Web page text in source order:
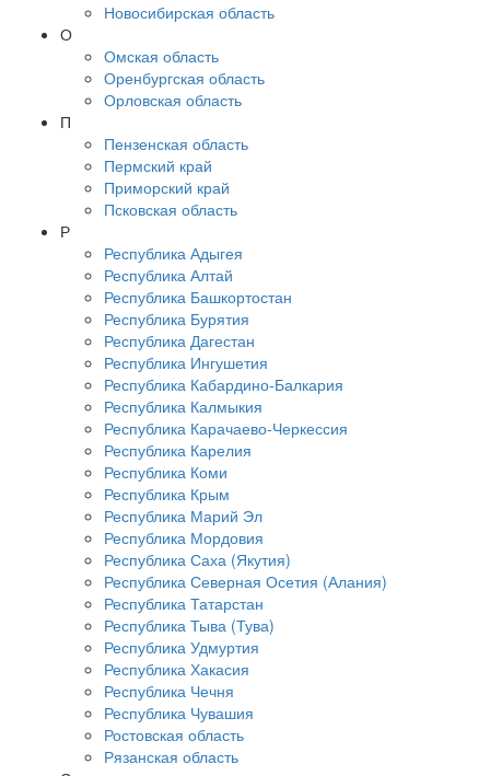
Новосибирская область
О
Омская область
Оренбургская область
Орловская область
П
Пензенская область
Пермский край
Приморский край
Псковская область
Р
Республика Адыгея
Республика Алтай
Республика Башкортостан
Республика Бурятия
Республика Дагестан
Республика Ингушетия
Республика Кабардино-Балкария
Республика Калмыкия
Республика Карачаево-Черкессия
Республика Карелия
Республика Коми
Республика Крым
Республика Марий Эл
Республика Мордовия
Республика Саха (Якутия)
Республика Северная Осетия (Алания)
Республика Татарстан
Республика Тыва (Тува)
Республика Удмуртия
Республика Хакасия
Республика Чечня
Республика Чувашия
Ростовская область
Рязанская область